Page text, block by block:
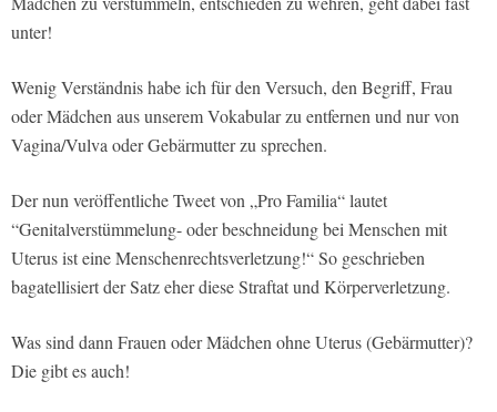
unter!
Wenig Verständnis habe ich für den Versuch, den Begriff, Frau
oder Mädchen aus unserem Vokabular zu entfernen und nur von
Vagina/Vulva oder Gebärmutter zu sprechen.
Der nun veröffentliche Tweet von „Pro Familia“ lautet
“Genitalverstümmelung- oder beschneidung bei Menschen mit
Uterus ist eine Menschenrechtsverletzung!“ So geschrieben
bagatellisiert der Satz eher diese Straftat und Körperverletzung.
Was sind dann Frauen oder Mädchen ohne Uterus (Gebärmutter)?
Die gibt es auch!